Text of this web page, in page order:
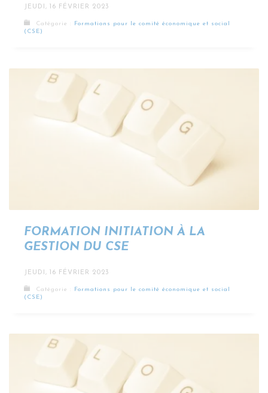
JEUDI, 16 FÉVRIER 2023
Catégorie : Formations pour le comité économique et social
(CSE)
FORMATION INITIATION À LA
GESTION DU CSE
JEUDI, 16 FÉVRIER 2023
Catégorie : Formations pour le comité économique et social
(CSE)